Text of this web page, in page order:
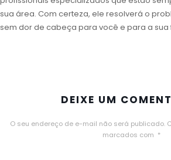
sua área. Com certeza, ele resolverá o
sem dor de cabeça para você e para a sua
DEIXE UM
O seu endereço de e-mail não será publicado.
marcados com *